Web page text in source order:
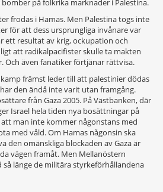
på folkrika marknader i Palestina.
frodas i Hamas. Men Palestina togs inte
för att dess ursprungliga invånare var
ett resultat av krig, ockupation och
att radikalpacifister skulle ta makten
Och även fanatiker förtjänar rättvisa.
främst leder till att palestinier dödas
den ändå inte varit utan framgång.
från Gaza 2005. På Västbanken, där
Israel hela tiden nya bosättningar på
man inte kommer någonstans med
med våld. Om Hamas någonsin ska
den omänskliga blockaden av Gaza är
vägen framåt. Men Mellanöstern
länge de militära styrkeförhållandena